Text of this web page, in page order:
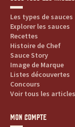
Les types de sauces
Explorer les sauces
Recettes
Histoire de Chef
Sauce Story
Image de Marque
Listes découvertes
Concours
Voir tous les articles
MON COMPTE